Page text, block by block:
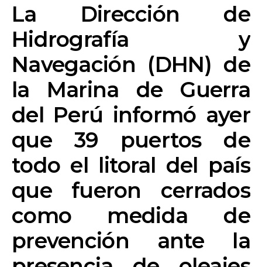
La Dirección de
Hidrografía y
Navegación (DHN) de
la Marina de Guerra
del Perú informó ayer
que 39 puertos de
todo el litoral del país
que fueron cerrados
como medida de
prevención ante la